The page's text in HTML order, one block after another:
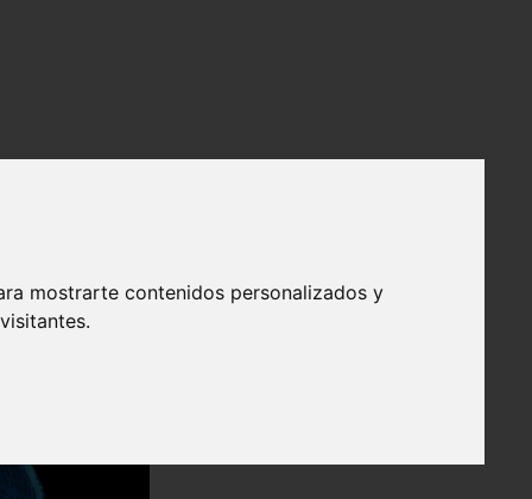
mostrarte contenidos personalizados y